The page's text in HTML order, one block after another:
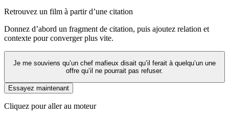
Retrouvez un film à partir d’une citation
Donnez d’abord un fragment de citation, puis ajoutez relation et
contexte pour converger plus vite.
Je me souviens qu’un chef mafieux disait qu’il ferait à quelqu’un une
offre qu’il ne pourrait pas refuser.
Essayez maintenant
Cliquez pour aller au moteur